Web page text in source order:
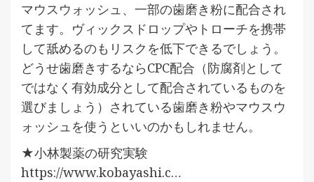
マウスウォッシュ、一部の歯磨き粉に配合され
てます。ヴィックスドロップやトローチを携帯
して舐めるのもリスクを低下できるでしょう。
どうせ歯磨きするならCPC配合（防腐剤として
ではなく有効成分として配合されているものを
選びましょう）されている歯磨き粉やマウスウ
ォッシュを使うといいのかもしれません。
★小林製薬の研究実験
https://www.kobayashi.c…